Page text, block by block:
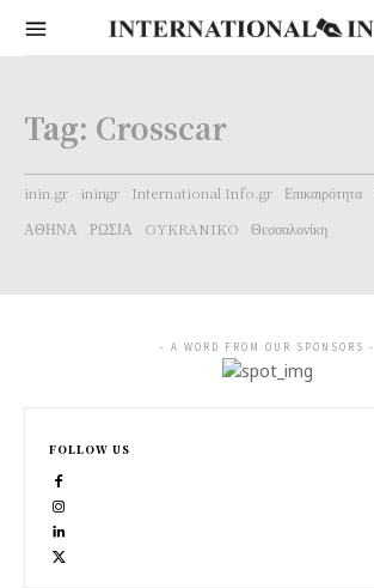
Tag: Crosscar
inin.gr iningr International Info.gr Επικαιρότητα
ΑΘΗΝΑ
ΡΩΣΙΑ OYKRANIKO Θεσσαλονίκη
- A WORD FROM OUR SPONSORS -
FOLLOW US